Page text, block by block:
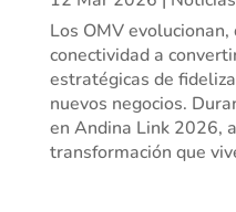
Los OMV
conectividad a
estratégicas de
nuevos negocios.
en Andina Link 2026,
transformación que